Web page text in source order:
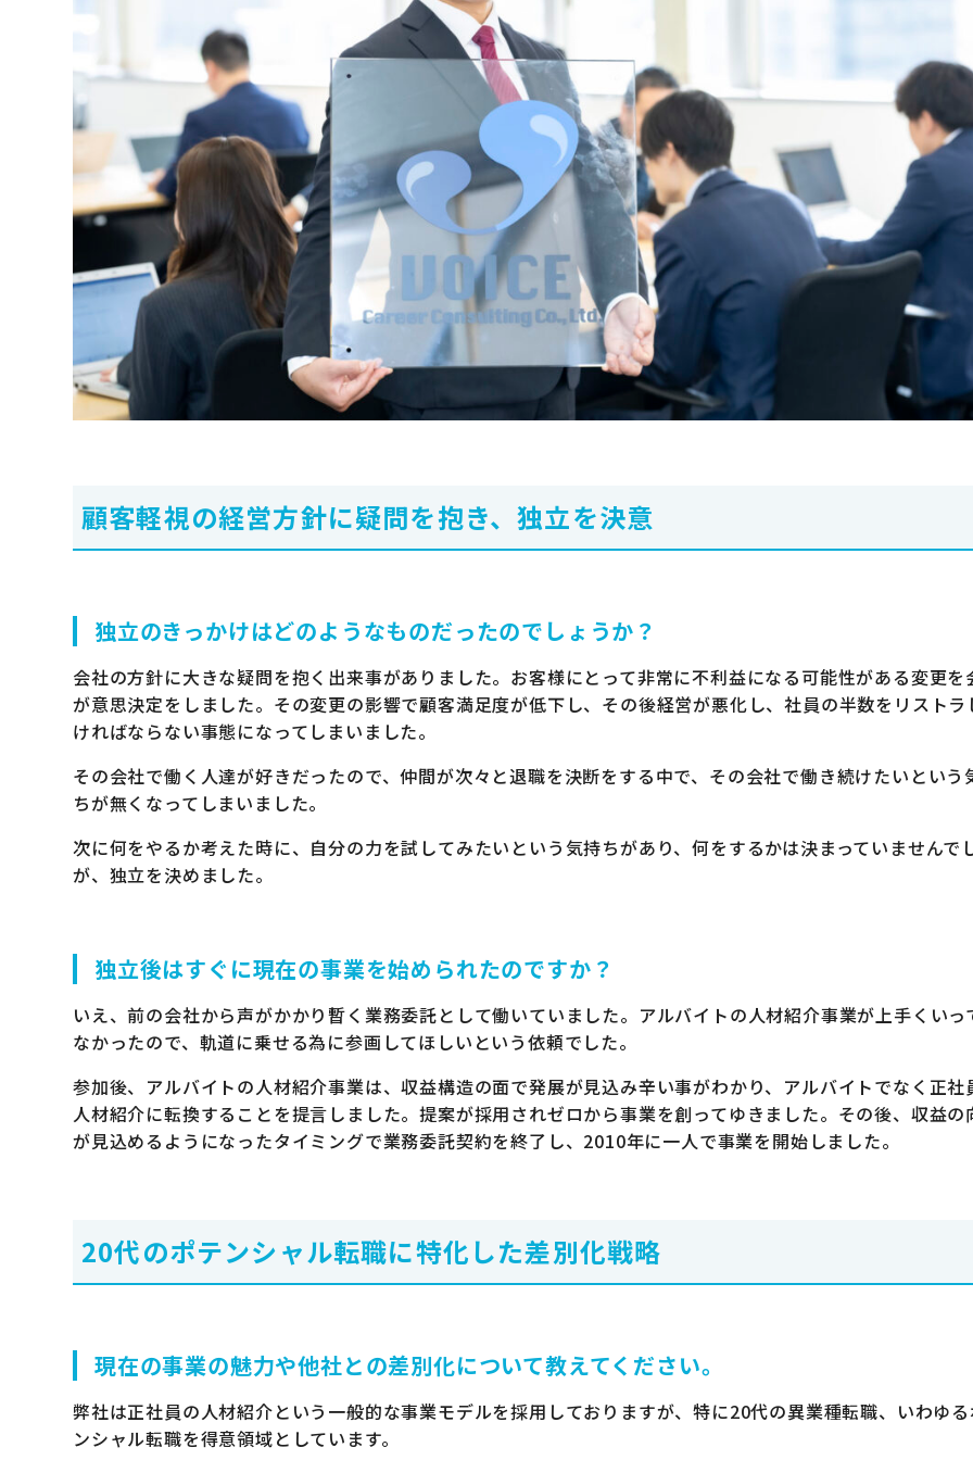
顧客軽視の経営方針に疑問を抱き、独立を決意
独立のきっかけはどのようなものだったのでしょうか？
会社の方針に大きな疑問を抱く出来事がありました。お客様にとって非常に不利益になる可能性がある変更を
が意思決定をしました。その変更の影響で顧客満足度が低下し、その後経営が悪化し、社員の半数をリストラ
ければならない事態になってしまいました。
その会社で働く人達が好きだったので、仲間が次々と退職を決断をする中で、その会社で働き続けたいという
ちが無くなってしまいました。
次に何をやるか考えた時に、自分の力を試してみたいという気持ちがあり、何をするかは決まっていませんで
が、独立を決めました。
独立後はすぐに現在の事業を始められたのですか？
いえ、前の会社から声がかかり暫く業務委託として働いていました。アルバイトの人材紹介事業が上手くいっ
なかったので、軌道に乗せる為に参画してほしいという依頼でした。
参加後、アルバイトの人材紹介事業は、収益構造の面で発展が見込み辛い事がわかり、アルバイトでなく正社
人材紹介に転換することを提言しました。提案が採用されゼロから事業を創ってゆきました。その後、収益の
が見込めるようになったタイミングで業務委託契約を終了し、2010年に一人で事業を開始しました。
20代のポテンシャル転職に特化した差別化戦略
現在の事業の魅力や他社との差別化について教えてください。
弊社は正社員の人材紹介という一般的な事業モデルを採用しておりますが、特に20代の異業種転職、いわゆ
ンシャル転職を得意領域としています。